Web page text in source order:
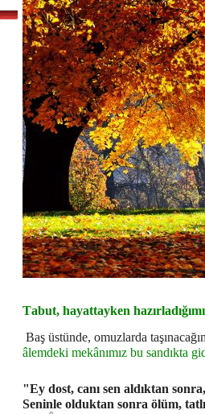
Tabut, hayattayken
Baş üstünde, omuzlarda
âlemdeki mekânımız bu sandıkta
"Ey dost, canı sen aldıktan
Seninle olduktan sonra ölüm,